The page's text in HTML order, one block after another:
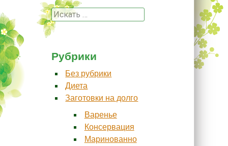
Поиск
Рубрики
Без рубрики
Диета
Заготовки на долго
Варенье
Консервация
Маринованно